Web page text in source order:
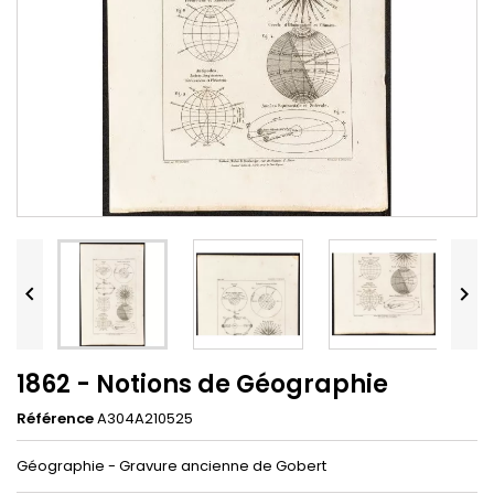
 
1862 - Notions de Géographie
RéférenceA304A210525
Géographie - Gravure ancienne de Gobert